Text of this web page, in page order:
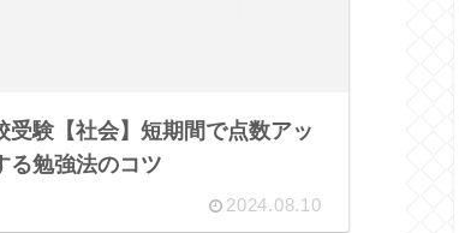
受験【社会】短期間で点数アッ
る勉強法のコツ
2024.08.10